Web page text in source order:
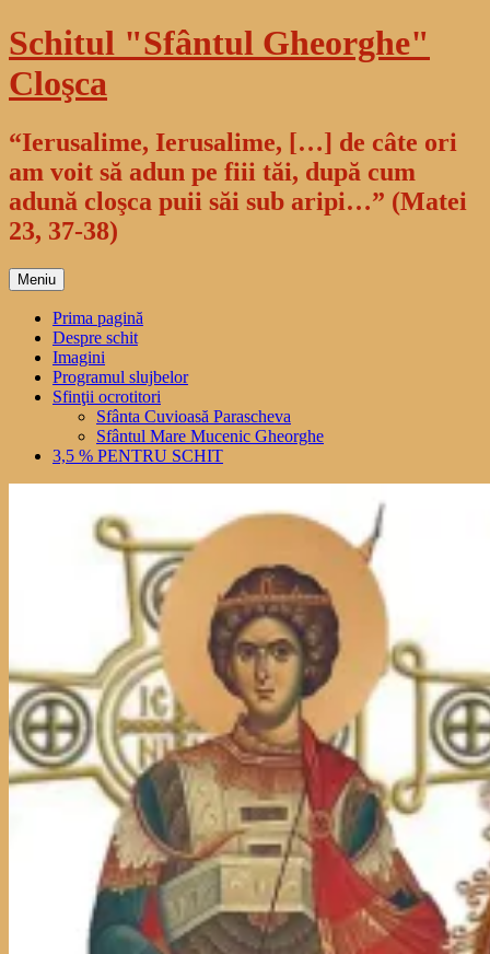
Sari
la
conținut
Schitul "Sfântul Gheorghe"
Cloşca
“Ierusalime, Ierusalime, […] de câte ori
am voit să adun pe fiii tăi, după cum
adună cloşca puii săi sub aripi…” (Matei
23, 37-38)
Meniu
Prima pagină
Despre schit
Imagini
Programul slujbelor
Sfinţii ocrotitori
Sfânta Cuvioasă Parascheva
Sfântul Mare Mucenic Gheorghe
3,5 % PENTRU SCHIT